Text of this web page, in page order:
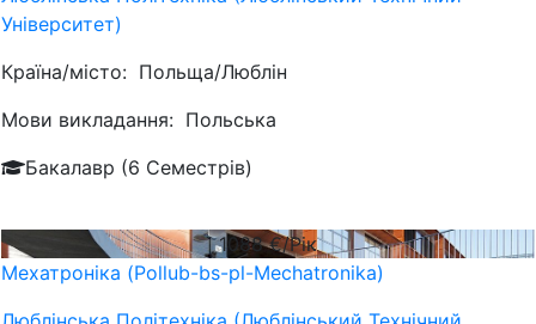
Університет)
Країна/місто: Польща/Люблін
Мови викладання: Польська
Бакалавр (6 Семестрів)
1088€/Рік
Мехатроніка (Pollub-bs-pl-Mechatronika)